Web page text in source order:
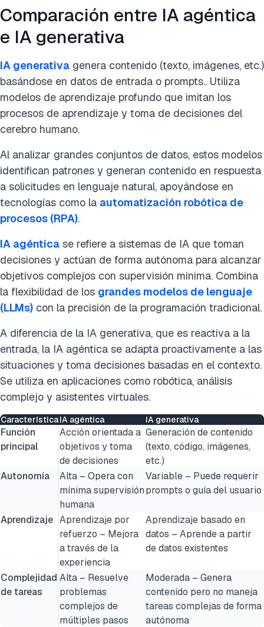
Comparación entre IA agéntica
e IA generativa
IA generativa genera contenido (texto, imágenes, etc.)
basándose en datos de entrada o prompts.. Utiliza
modelos de aprendizaje profundo que imitan los
procesos de aprendizaje y toma de decisiones del
cerebro humano.
Al analizar grandes conjuntos de datos, estos modelos
identifican patrones y generan contenido en respuesta
a solicitudes en lenguaje natural, apoyándose en
tecnologías como la automatización robótica de
procesos (RPA).
IA agéntica se refiere a sistemas de IA que toman
decisiones y actúan de forma autónoma para alcanzar
objetivos complejos con supervisión mínima. Combina
la flexibilidad de los grandes modelos de lenguaje
(LLMs) con la precisión de la programación tradicional.
A diferencia de la IA generativa, que es reactiva a la
entrada, la IA agéntica se adapta proactivamente a las
situaciones y toma decisiones basadas en el contexto.
Se utiliza en aplicaciones como robótica, análisis
complejo y asistentes virtuales.
CaracterísticaIA agéntica IA generativa
Función
principal
Acción orientada a
objetivos y toma
de decisiones
Generación de contenido
(texto, código, imágenes,
etc.)
Autonomía
Alta – Opera con
mínima supervisión
humana
Variable – Puede requerir
prompts o guía del usuario
Aprendizaje Aprendizaje por
refuerzo – Mejora
a través de la
experiencia
Aprendizaje basado en
datos – Aprende a partir
de datos existentes
Complejidad
de tareas
Alta – Resuelve
problemas
complejos de
múltiples pasos
Moderada – Genera
contenido pero no maneja
tareas complejas de forma
autónoma